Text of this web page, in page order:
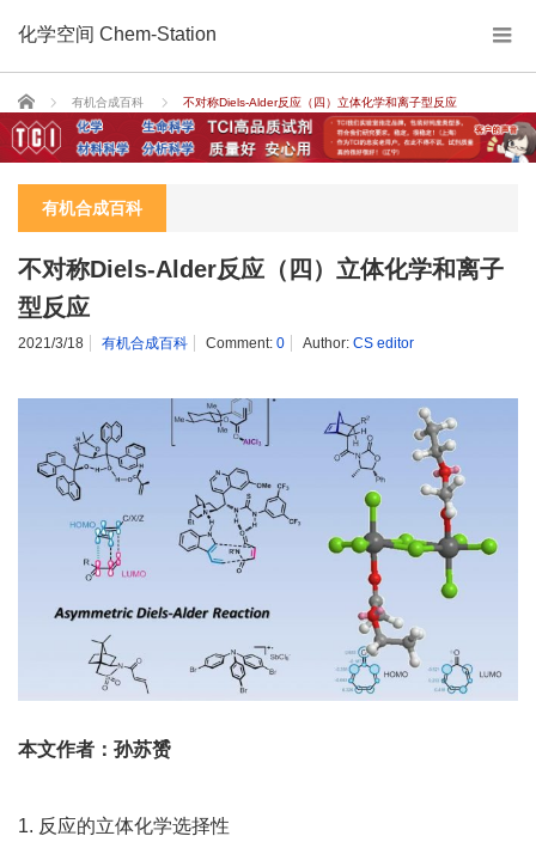
化学空间 Chem-Station
Home 有机合成百科 不对称Diels-Alder反应（四）立体化学和离子型反应
有机合成百科
不对称Diels-Alder反应（四）立体化学和离子
型反应
2021/3/18 有机合成百科 Comment: 0 Author: CS editor
本文作者：孙苏赟
1. 反应的立体化学选择性